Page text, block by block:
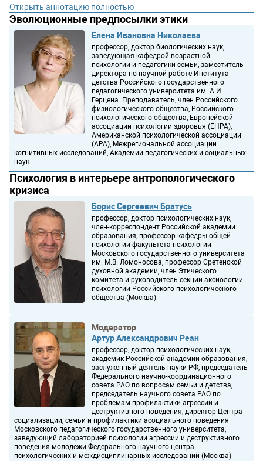
Открыть аннотацию полностью
Эволюционные предпосылки этики
Елена Ивановна Николаева
профессор, доктор биологических наук,
заведующая кафедрой возрастной
психологии и педагогики семьи, заместитель
директора по научной работе Института
детства Российского государственного
педагогического университета им. А.И.
Герцена. Преподаватель, член Российского
физиологического общества, Российского
психологического общества, Европейской
ассоциации психологии здоровья (EHPA),
Американской психологической ассоциации
(APA), Межрегиональной ассоциации
когнитивных исследований, Академии педагогических и социальных
наук
Психология в интерьере антропологического
кризиса
Борис Сергеевич Братусь
профессор, доктор психологических наук,
член-корреспондент Российской академии
образования, профессор кафедры общей
психологии факультета психологии
Московского государственного университета
им. М.В. Ломоносова, профессор Сретенской
духовной академии, член Этического
комитета и руководитель секции аксиологии
психологии Российского психологического
общества (Москва)
Модератор
Артур Александрович Реан
профессор, доктор психологических наук,
академик Российской академии образования,
заслуженный деятель науки РФ, председатель
Федерального научно-координационного
совета РАО по вопросам семьи и детства,
председатель научного совета РАО по
проблемам профилактики агрессии и
деструктивного поведения, директор Центра
социализации, семьи и профилактики асоциального поведения
Московского педагогического государственного университета,
заведующий лабораторией психологии агрессии и деструктивного
поведения молодежи Федерального научного центра
психологических и междисциплинарных исследований (Москва)